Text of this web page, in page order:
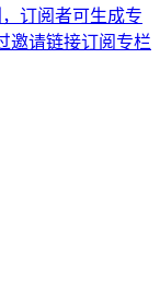
订阅者可生成专
邀请链接订阅专栏